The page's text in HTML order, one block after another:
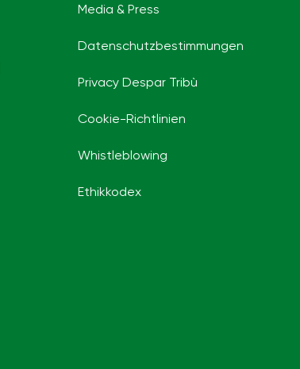
Media & Press
Datenschutzbestimmungen
Privacy Despar Tribù
Cookie-Richtlinien
Whistleblowing
Ethikkodex